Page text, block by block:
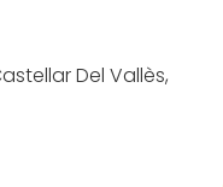
Del Vallès,